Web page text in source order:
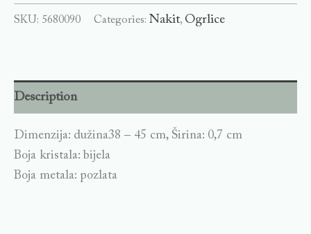
SKU: 5680090 Categories: Nakit, Ogrlice
Description
Dimenzija: dužina38 – 45 cm, Širina: 0,7 cm
Boja kristala: bijela
Boja metala: pozlata